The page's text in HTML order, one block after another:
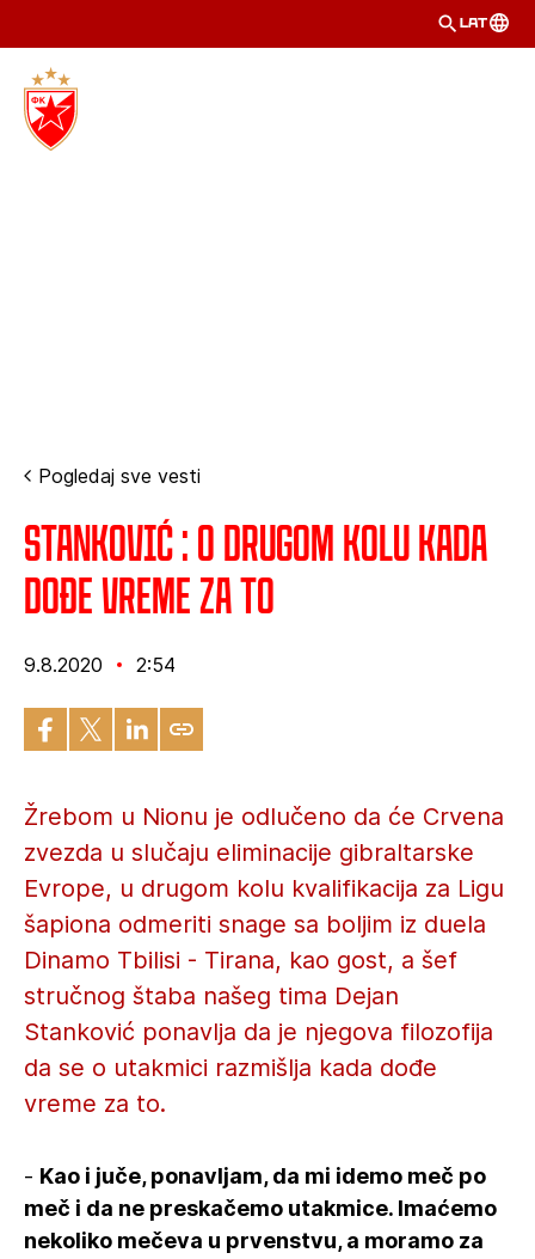
LAT
Pogledaj sve vesti
Stanković : O drugom kolu kada
dođe vreme za to
9.8.2020 2:54
Žrebom u Nionu je odlučeno da će Crvena
zvezda u slučaju eliminacije gibraltarske
Evrope, u drugom kolu kvalifikacija za Ligu
šapiona odmeriti snage sa boljim iz duela
Dinamo Tbilisi - Tirana, kao gost, a šef
stručnog štaba našeg tima Dejan
Stanković ponavlja da je njegova filozofija
da se o utakmici razmišlja kada dođe
vreme za to.
- Kao i juče, ponavljam, da mi idemo meč po
meč i da ne preskačemo utakmice. Imaćemo
nekoliko mečeva u prvenstvu, a moramo za